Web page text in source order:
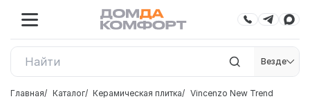
Везде
Главная Каталог Керамическая плитка Vincenzo New Trend